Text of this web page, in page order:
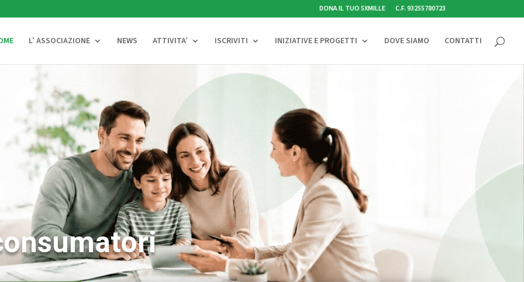
DONA IL TUO 5XMILLE C.F. 93255780723
L’ ASSOCIAZIONE NEWS ATTIVITA’ ISCRIVITI INIZIATIVE E PROGETTI DOVE SIAMO CONTATTI